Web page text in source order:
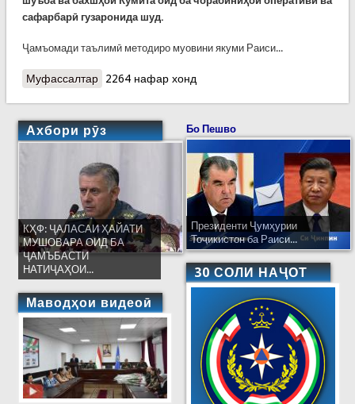
сафарбарӣ гузаронида шуд.
Ҷамъомади таълимӣ методиро муовини якуми Раиси...
Муфассалтаро Ҷамъомади таълимию методии масъулони
2264 нафар хонд
Ахбори рӯз
КҲФ: ҶАЛАСАИ ҲАЙАТИ
МУШОВАРА ОИД БА
ҶАМЪБАСТИ
НАТИҶАҲОИ...
Маводҳои видеоӣ
Бо Пешво
Президенти Ҷумҳурии
Тоҷикистон ба Раиси...
30 СОЛИ НАҶОТ